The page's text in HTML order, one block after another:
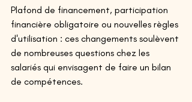
Plafond de financement, participation
financière obligatoire ou nouvelles règles
d'utilisation : ces changements soulèvent
de nombreuses questions chez les
salariés qui envisagent de faire un bilan
de compétences.